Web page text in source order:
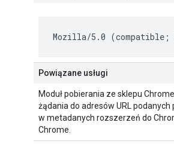
Mozilla/5.0 (compatible;
Powiązane usługi
Moduł pobierania ze sklepu
żądania do adresów URL
w metadanych rozszerzeń do
Chrome.